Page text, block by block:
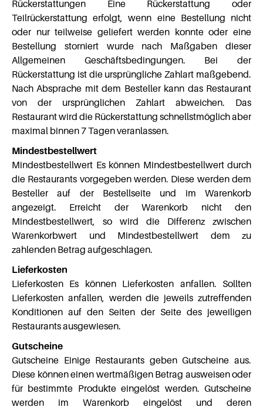
Rückerstattungen Eine Rückerstattung oder
Teilrückerstattung erfolgt, wenn eine Bestellung nicht
oder nur teilweise geliefert werden konnte oder eine
Bestellung storniert wurde nach Maßgaben dieser
Allgemeinen Geschäftsbedingungen. Bei der
Rückerstattung ist die ursprüngliche Zahlart maßgebend.
Nach Absprache mit dem Besteller kann das Restaurant
von der ursprünglichen Zahlart abweichen. Das
Restaurant wird die Rückerstattung schnellstmöglich aber
maximal binnen 7 Tagen veranlassen.
Mindestbestellwert
Mindestbestellwert Es können Mindestbestellwert durch
die Restaurants vorgegeben werden. Diese werden dem
Besteller auf der Bestellseite und im Warenkorb
angezeigt. Erreicht der Warenkorb nicht den
Mindestbestellwert, so wird die Differenz zwischen
Warenkorbwert und Mindestbestellwert dem zu
zahlenden Betrag aufgeschlagen.
Lieferkosten
Lieferkosten Es können Lieferkosten anfallen. Sollten
Lieferkosten anfallen, werden die jeweils zutreffenden
Konditionen auf den Seiten der Seite des jeweiligen
Restaurants ausgewiesen.
Gutscheine
Gutscheine Einige Restaurants geben Gutscheine aus.
Diese können einen wertmäßigen Betrag ausweisen oder
für bestimmte Produkte eingelöst werden. Gutscheine
werden im Warenkorb eingelöst und deren